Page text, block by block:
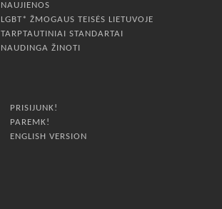
NAUJIENOS
LGBT* ŽMOGAUS TEISĖS LIETUVOJE
TARPTAUTINIAI STANDARTAI
NAUDINGA ŽINOTI
PRISIJUNK!
PAREMK!
ENGLISH VERSION